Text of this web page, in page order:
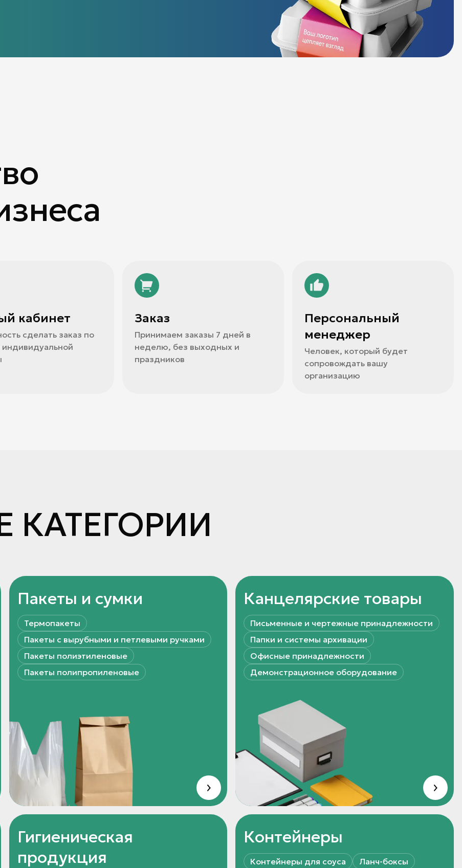
кабинет
сделать заказ по
индивидуальной
Заказ
Принимаем заказы 7 дней в
неделю, без выходных и
праздников
Персональный
менеджер
Человек, который будет
сопровождать вашу
организацию
КАТЕГОРИИ
Пакеты и сумки
Термопакеты
Пакеты с вырубными и петлевыми ручками
Пакеты полиэтиленовые
Пакеты полипропиленовые
Канцелярские товары
Письменные и чертежные принадлежности
Папки и системы архивации
Офисные принадлежности
Демонстрационное оборудование
Гигиеническая
продукция
Контейнеры
Контейнеры для соуса
Ланч-боксы